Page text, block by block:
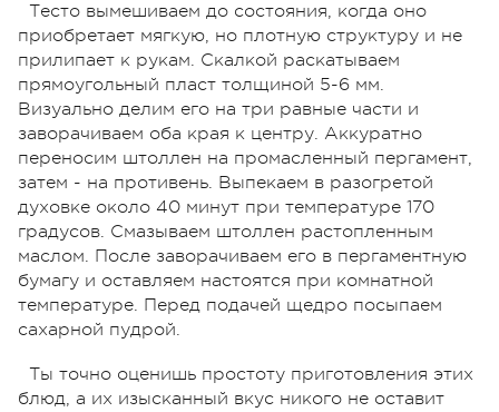
Тесто вымешиваем до состояния, когда оно
приобретает мягкую, но плотную структуру и не
прилипает к рукам. Скалкой раскатываем
прямоугольный пласт толщиной 5-6 мм.
Визуально делим его на три равные части и
заворачиваем оба края к центру. Аккуратно
переносим штоллен на промасленный пергамент,
затем - на противень. Выпекаем в разогретой
духовке около 40 минут при температуре 170
градусов. Смазываем штоллен растопленным
маслом. После заворачиваем его в пергаментную
бумагу и оставляем настоятся при комнатной
температуре. Перед подачей щедро посыпаем
сахарной пудрой.
Ты точно оценишь простоту приготовления этих
блюд, а их изысканный вкус никого не оставит